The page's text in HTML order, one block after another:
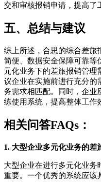
交和审核报销申请，提高了
五、总结与建议
综上所述，合思的综合差旅
简便、数据安全保障可靠等
元化业务下的差旅报销管理
议企业在实施前进行充分的
务需求相匹配。同时，企业
练使用系统，提高整体工作
相关问答FAQs：
1. 大型企业多元化业务的差
大型企业在进行多元化业务
重要。一个优秀的系统应该